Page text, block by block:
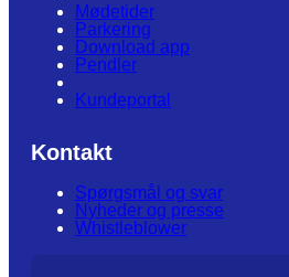
Mødetider
Parkering
Download app
Pendler
Kundeportal
Kontakt
Spørgsmål og svar
Nyheder og presse
Whistleblower